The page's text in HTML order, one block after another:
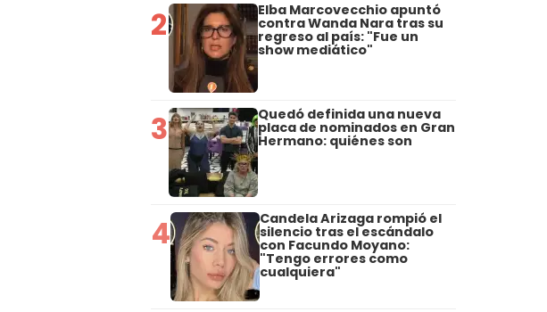
2 Elba Marcovecchio apuntó
contra Wanda Nara tras su
regreso al país: "Fue un
show mediático"
3 Quedó definida una nueva
placa de nominados en Gran
Hermano: quiénes son
4 Candela Arizaga rompió el
silencio tras el escándalo
con Facundo Moyano:
"Tengo errores como
cualquiera"